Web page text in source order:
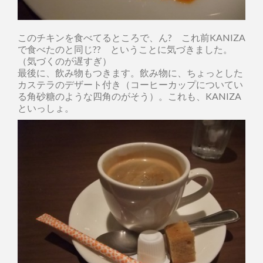
このチキンを食べてるところで、ん? これ前KANIZA
で食べたのと同じ?? ということに気づきました。
（気づくのが遅すぎ）
最後に、飲み物もつきます。飲み物に、ちょっとした
カステラのデザート付き（コーヒーカップについてい
る角砂糖のような四角のがそう）。これも、KANIZA
といっしょ。